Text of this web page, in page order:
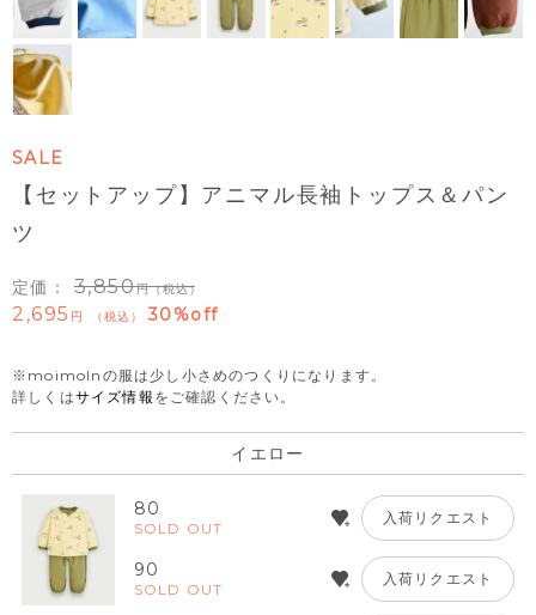
SALE
【セットアップ】アニマル長袖トップス＆パン
ツ
定価： 3,850 （税込）
2,695 税込 30%off
※moimolnの服は少し小さめのつくりになります。
詳しくはサイズ情報 をご確認ください。
イエロー
80
SOLD OUT
入荷リクエスト
90
SOLD OUT
入荷リクエスト